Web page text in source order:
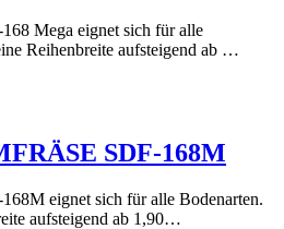
Mega eignet sich für alle
Reihenbreite aufsteigend ab …
SDF-168M
eignet sich für alle Bodenarten.
aufsteigend ab 1,90…